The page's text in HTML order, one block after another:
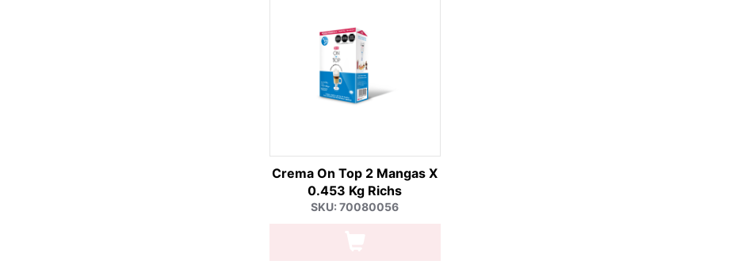
Crema On Top 2 Mangas X
0.453 Kg Richs
SKU: 70080056